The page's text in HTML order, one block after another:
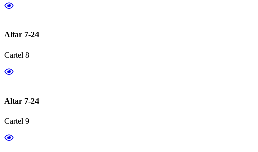
Altar 7-24
Cartel 8
Altar 7-24
Cartel 9